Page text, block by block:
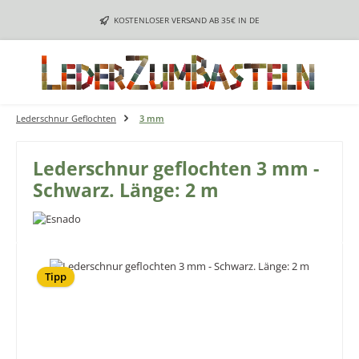
Zum Hauptinhalt springenKOSTENLOSER VERSAND AB 35€ IN DE
Lederschnur Geflochten 3 mm
Lederschnur geflochten 3 mm -
Schwarz. Länge: 2 m
Bildergalerie überspringen
Tipp